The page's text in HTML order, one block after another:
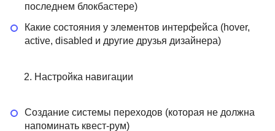
последнем блокбастере)
Какие состояния у элементов интерфейса (hover,
active, disabled и другие друзья дизайнера)
Настройка навигации
Создание системы переходов (которая не должна
напоминать квест-рум)